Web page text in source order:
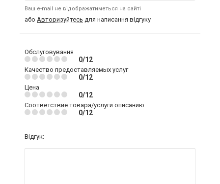
Ваш e-mail не відображатиметься на сайті
або Авторизуйтесь для написання відгуку
Обслуговування
0/12
Качество предоставляемых услуг
0/12
Цена
0/12
Соответствие товара/услуги описанию
0/12
Відгук: